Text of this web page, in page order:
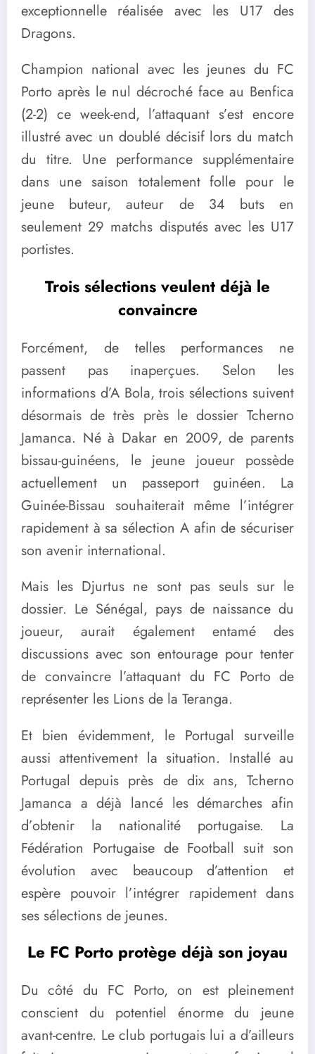
exceptionnelle réalisée avec les U17 des
Dragons.
Champion national avec les jeunes du FC
Porto après le nul décroché face au Benfica
(2-2) ce week-end, l’attaquant s’est encore
illustré avec un doublé décisif lors du match
du titre. Une performance supplémentaire
dans une saison totalement folle pour le
jeune buteur, auteur de 34 buts en
seulement 29 matchs disputés avec les U17
portistes.
Trois sélections veulent déjà le
convaincre
Forcément, de telles performances ne
passent pas inaperçues. Selon les
informations d’A Bola, trois sélections suivent
désormais de très près le dossier Tcherno
Jamanca. Né à Dakar en 2009, de parents
bissau-guinéens, le jeune joueur possède
actuellement un passeport guinéen. La
Guinée-Bissau souhaiterait même l’intégrer
rapidement à sa sélection A afin de sécuriser
son avenir international.
Mais les Djurtus ne sont pas seuls sur le
dossier. Le Sénégal, pays de naissance du
joueur, aurait également entamé des
discussions avec son entourage pour tenter
de convaincre l’attaquant du FC Porto de
représenter les Lions de la Teranga.
Et bien évidemment, le Portugal surveille
aussi attentivement la situation. Installé au
Portugal depuis près de dix ans, Tcherno
Jamanca a déjà lancé les démarches afin
d’obtenir la nationalité portugaise. La
Fédération Portugaise de Football suit son
évolution avec beaucoup d’attention et
espère pouvoir l’intégrer rapidement dans
ses sélections de jeunes.
Le FC Porto protège déjà son joyau
Du côté du FC Porto, on est pleinement
conscient du potentiel énorme du jeune
avant-centre. Le club portugais lui a d’ailleurs